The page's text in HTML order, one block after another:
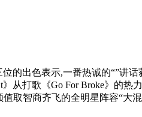
出色表示,一番热诚的“”讲话
从打歌《Go For Broke》的热
取智商齐飞的全明星阵容“大